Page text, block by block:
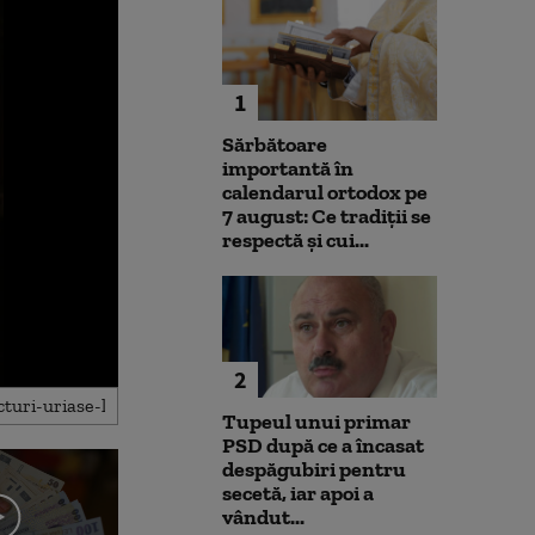
1
Sărbătoare
importantă în
calendarul ortodox pe
7 august: Ce tradiții se
respectă și cui...
2
Tupeul unui primar
PSD după ce a încasat
despăgubiri pentru
secetă, iar apoi a
vândut...